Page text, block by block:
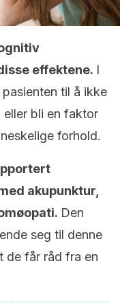
effektene. I
til å ikke
bli en faktor
forhold.
akupunktur,
Den
seg til denne
de får råd fra en